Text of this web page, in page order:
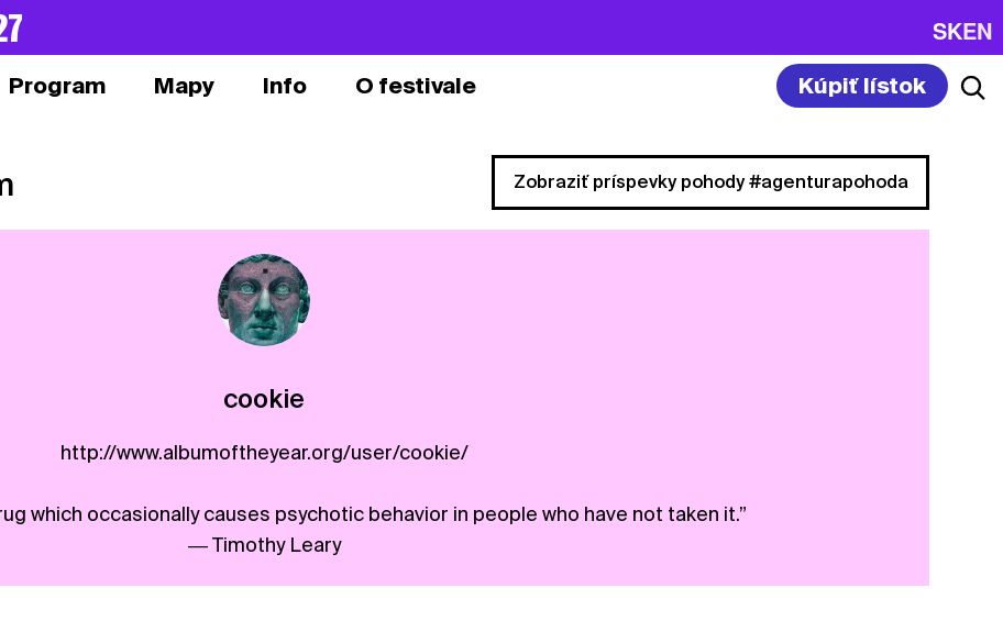
SKEN
Program Mapy Info O festivale Kúpiť lístok
Zobraziť príspevky pohody #agenturapohoda
cookie
http://www.albumoftheyear.org/user/cookie/
which occasionally causes psychotic behavior in people who have not taken it.”
― Timothy Leary